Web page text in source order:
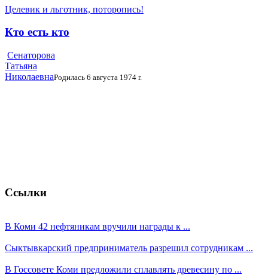
Целевик и льготник, поторопись!
Кто есть кто
Сенаторова
Татьяна
НиколаевнаРодилась 6 августа 1974 г.
Ссылки
В Коми 42 нефтяникам вручили награды к ...
Сыктывкарский предприниматель разрешил сотрудникам ...
В Госсовете Коми предложили сплавлять древесину по ...